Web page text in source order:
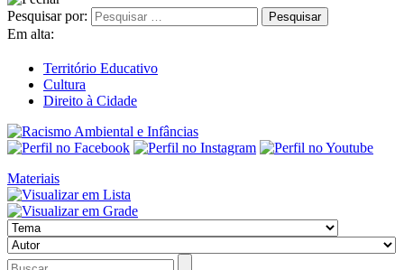
Pesquisar por:
Em alta:
Território Educativo
Cultura
Direito à Cidade
Materiais